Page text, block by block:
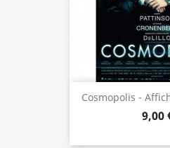
Cosmopolis -
9,00